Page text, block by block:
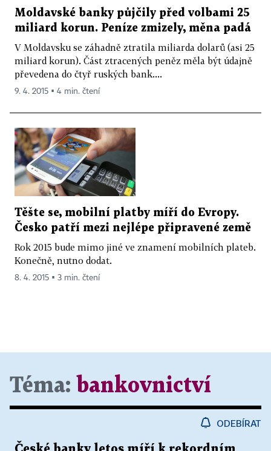
Moldavské banky půjčily před volbami 25
miliard korun. Peníze zmizely, měna padá
V Moldavsku se záhadně ztratila miliarda dolarů (asi 25
miliard korun). Část ztracených peněz měla být údajně
převedena do čtyř ruských bank....
9. 4. 2015 ▪ 4 min. čtení
Těšte se, mobilní platby míří do Evropy.
Česko patří mezi nejlépe připravené země
Rok 2015 bude mimo jiné ve znamení mobilních plateb.
Konečně, nutno dodat.
8. 4. 2015 ▪ 3 min. čtení
Téma: bankovnictví
ODEBÍRAT